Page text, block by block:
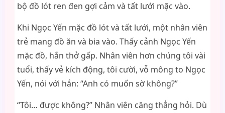
bộ đồ lót ren đen gợi cảm và tất lưới mặc vào.
Khi Ngọc Yến mặc đồ lót và tất lưới, một nhân viên
trẻ mang đồ ăn và bia vào. Thấy cảnh Ngọc Yến
mặc đồ, hắn thở gấp. Nhân viên hơn chúng tôi vài
tuổi, thấy vẻ kích động, tôi cười, vỗ mông to Ngọc
Yến, nói với hắn: “Anh có muốn sờ không?”
“Tôi… được không?” Nhân viên căng thẳng hỏi. Dù